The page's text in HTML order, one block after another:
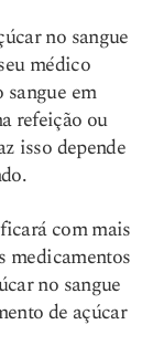
no sangue
médico
sangue em
refeição ou
isso depende
com mais
medicamentos
no sangue
de açúcar